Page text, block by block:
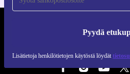
Pyydä
Lisätietoja henkilötietojen käytöstä löydät